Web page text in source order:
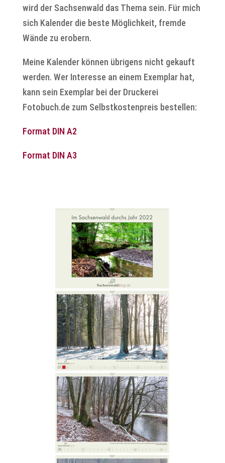
wird der Sachsenwald das Thema sein. Für mich
sich Kalender die beste Möglichkeit, fremde
Wände zu erobern.
Meine Kalender können übrigens nicht gekauft
werden. Wer Interesse an einem Exemplar hat,
kann sein Exemplar bei der Druckerei
Fotobuch.de zum Selbstkostenpreis bestellen:
Format DIN A2
Format DIN A3